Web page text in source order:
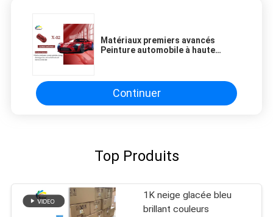
Matériaux premiers avancés
Peinture automobile à haute
Continuer
Top Produits
1K neige glacée bleu
brillant couleurs